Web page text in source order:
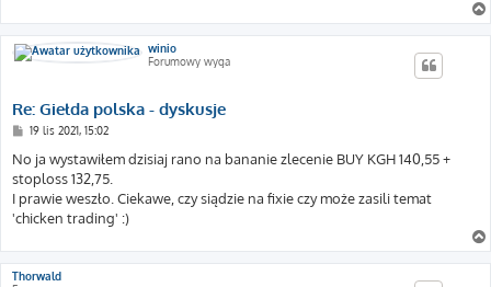
winio
Forumowy wyga
Re: Giełda polska - dyskusje
P
s
t
19 lis 2021, 15:02
No ja wystawiłem dzisiaj rano na bananie zlecenie BUY KGH 140,55 +
stoploss 132,75.
I prawie weszło. Ciekawe, czy siądzie na fixie czy może zasili temat
'chicken trading' :)
Thorwald